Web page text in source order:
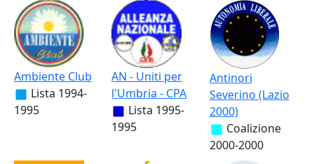
Ambiente Club
Lista 1994-
1995
AN - Uniti per
l'Umbria - CPA
Lista 1995-
1995
Antinori
Severino (Lazio
2000)
Coalizione
2000-2000